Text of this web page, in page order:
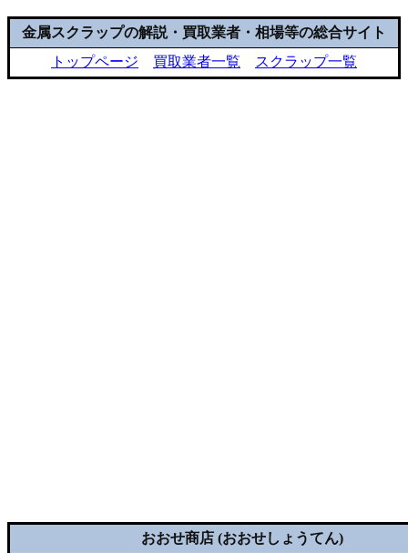
金属スクラップの解説・買取業者・相場等の総合サイト
トップページ
買取業者一覧 スクラップ一覧
おおせ商店 (おおせしょうてん)